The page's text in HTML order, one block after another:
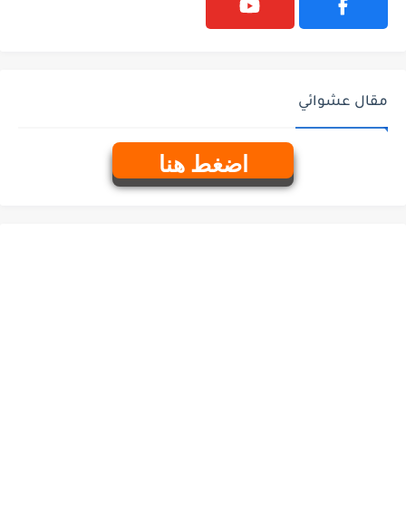
مقال عشوائي
اضغط هنا